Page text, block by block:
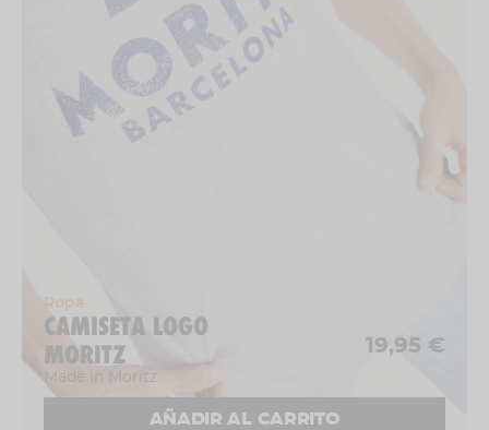
Ropa
CAMISETA LOGO
MORITZ
Made in Moritz
19,95 €
AÑADIR AL CARRITO